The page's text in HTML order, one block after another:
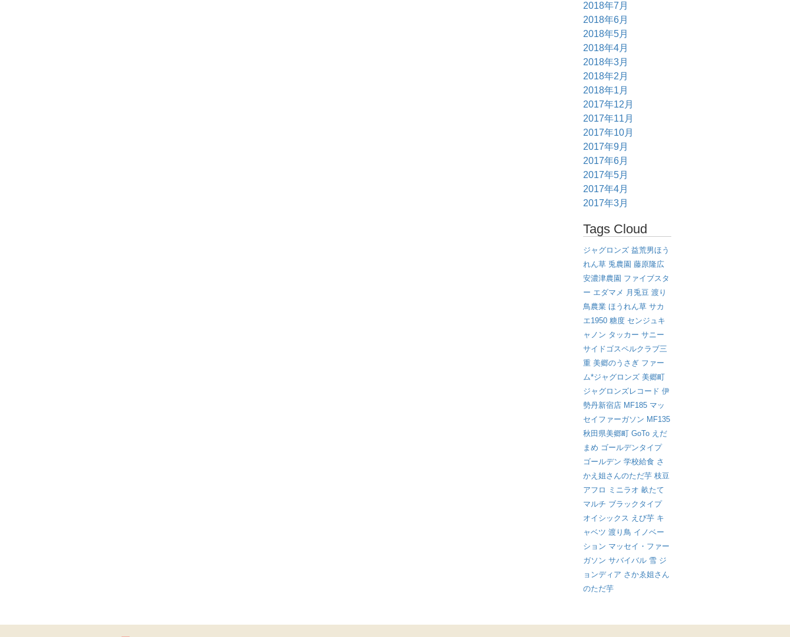
2018年7月
2018年6月
2018年5月
2018年4月
2018年3月
2018年2月
2018年1月
2017年12月
2017年11月
2017年10月
2017年9月
2017年6月
2017年5月
2017年4月
2017年3月
Tags Cloud
ジャグロンズ 益荒男ほう
れん草 兎農園 藤原隆広
安濃津農園 ファイブスタ
ー エダマメ 月兎豆 渡り
鳥農業 ほうれん草 サカ
エ1950 糖度 センジュキ
ャノン タッカー サニー
サイドゴスペルクラブ三
重 美郷のうさぎ ファー
ム*ジャグロンズ 美郷町
ジャグロンズレコード 伊
勢丹新宿店 MF185 マッ
セイファーガソン MF135
秋田県美郷町 GoTo えだ
まめ ゴールデンタイプ
ゴールデン 学校給食 さ
かえ姐さんのただ芋 枝豆
アフロ ミニラオ 畝たて
マルチ ブラックタイプ
オイシックス えび芋 キ
ャベツ 渡り鳥 イノベー
ション マッセイ・ファー
ガソン サバイバル 雪 ジ
ョンディア さかゑ姐さん
のただ芋